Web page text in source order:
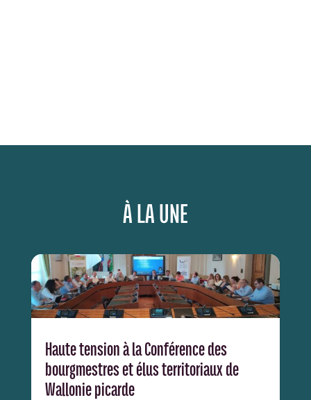
À LA UNE
Haute tension à la Conférence des
bourgmestres et élus territoriaux de
Wallonie picarde